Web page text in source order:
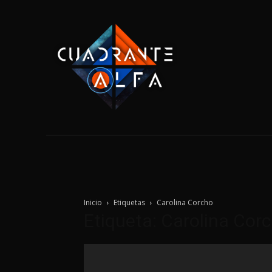
Inicio Etiquetas Carolina Corcho